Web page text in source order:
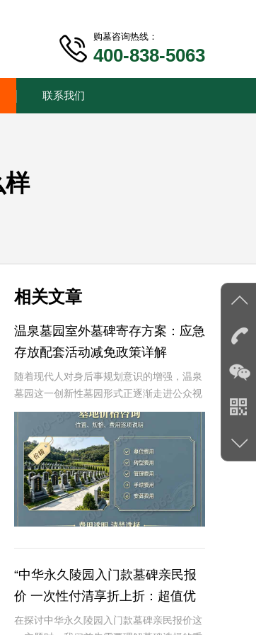
购墓咨询热线：
400-838-5063
联系我们
样
相关文章
温泉墓园室外墓碑寄存方案：应急
存放配套活动减免政策详解
随着现代人对身后事规划意识的增强，温泉
墓园这一创新性墓园形式正逐渐走进公众视
野。温泉墓园不仅营造了宁静祥和的环境氛
围，更通过一系列贴心设施，如室外墓碑寄
存区、应急遗体临时存放服务等，为家属提
供极大便利
“中华永久陵园入门款墓碑亲民报
价 一次性付清享折上折：超值优
惠与便捷选择的完美结合”
在探讨中华永久陵园入门款墓碑亲民报价这